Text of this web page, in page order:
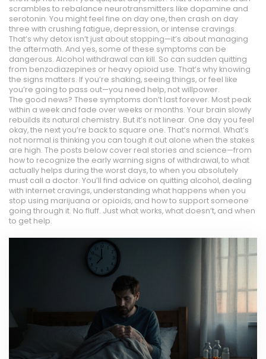
scrambles to rebalance neurotransmitters like dopamine and
serotonin. You might feel fine on day one, then crash on day
three with crushing fatigue, depression, or intense cravings.
That’s why detox isn’t just about stopping—it’s about managing
the aftermath. And yes, some of these symptoms can be
dangerous. Alcohol withdrawal can kill. So can sudden quitting
from benzodiazepines or heavy opioid use. That’s why knowing
the signs matters. If you’re shaking, seeing things, or feel like
you’re going to pass out—you need help, not willpower.
The good news? These symptoms don’t last forever. Most peak
within a week and fade over weeks or months. Your brain slowly
rebuilds its natural chemistry. But it’s not linear. One day you feel
okay, the next you’re back to square one. That’s normal. What’s
not normal is thinking you can tough it out alone when the stakes
are high. The posts below cover real stories and science—from
how to recognize the early warning signs of withdrawal, to what
actually helps during the worst days, to when you absolutely
must call a doctor. You’ll find advice on quitting alcohol, dealing
with internet cravings, understanding what happens when you
stop using marijuana or opioids, and how to support someone
going through it. No fluff. Just what works, what doesn’t, and when
to get help.